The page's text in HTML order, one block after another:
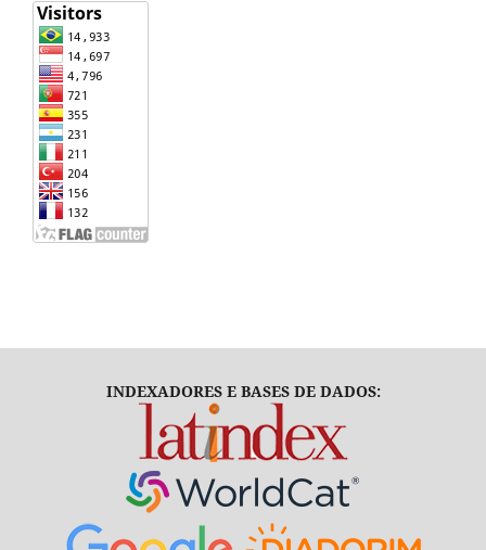
INDEXADORES E BASES DE DADOS: